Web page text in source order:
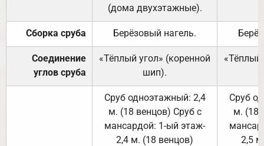
(дома двухэтажные).
Сборка сруба Берёзовый нагель.
Соединение
углов сруба
«Тёплый угол» (коренной
шип).
«Тёплый
Сруб одноэтажный: 2,4
м. (18 венцов) Сруб с
мансардой: 1-ый этаж-
2,4 м. (18 венцов)
Сруб
м. (18
2,5